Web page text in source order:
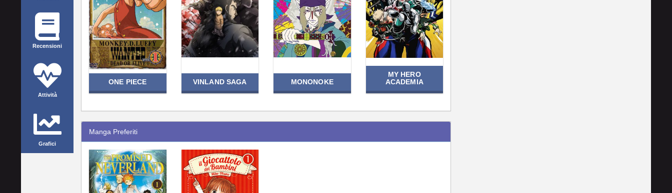
Recensioni
Attività
Grafici
ONE PIECE VINLAND SAGA MONONOKE
MY HERO
ACADEMIA
Manga Preferiti